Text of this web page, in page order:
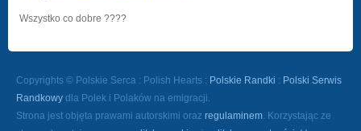
Wszystko co dobre ????
Copyrights © Polskie Serca : Polish Hearts : Polskie Randki : Polski Serwis
Randkowy dla Polek i Polaków na emigracji.
Strona jest objęta prawami autorskimi oraz regulaminem. Korzystając ze